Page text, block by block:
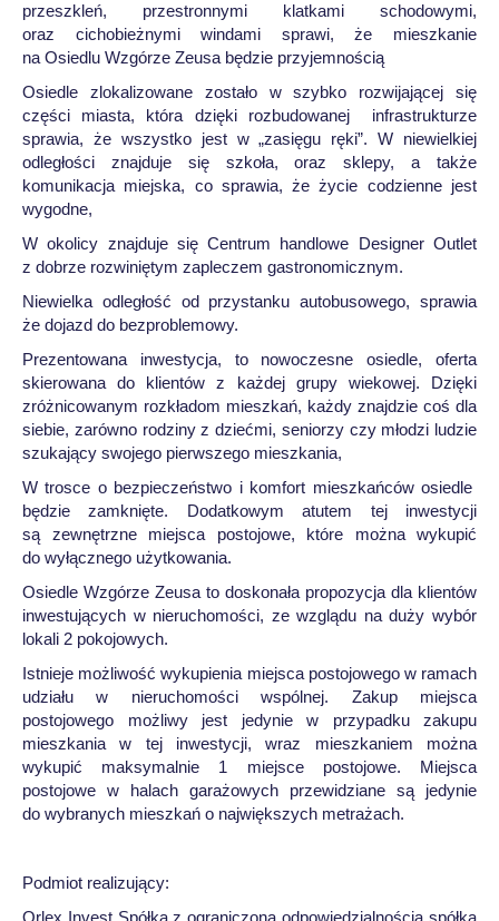
przeszkleń, przestronnymi klatkami schodowymi,
oraz cichobieżnymi windami sprawi, że mieszkanie
na Osiedlu Wzgórze Zeusa będzie przyjemnością
Osiedle zlokalizowane zostało w szybko rozwijającej się
części miasta, która dzięki rozbudowanej infrastrukturze
sprawia, że wszystko jest w „zasięgu ręki”. W niewielkiej
odległości znajduje się szkoła, oraz sklepy, a także
komunikacja miejska, co sprawia, że życie codzienne jest
wygodne,
W okolicy znajduje się Centrum handlowe Designer Outlet
z dobrze rozwiniętym zapleczem gastronomicznym.
Niewielka odległość od przystanku autobusowego, sprawia
że dojazd do bezproblemowy.
Prezentowana inwestycja, to nowoczesne osiedle, oferta
skierowana do klientów z każdej grupy wiekowej. Dzięki
zróżnicowanym rozkładom mieszkań, każdy znajdzie coś dla
siebie, zarówno rodziny z dziećmi, seniorzy czy młodzi ludzie
szukający swojego pierwszego mieszkania,
W trosce o bezpieczeństwo i komfort mieszkańców osiedle
będzie zamknięte. Dodatkowym atutem tej inwestycji
są zewnętrzne miejsca postojowe, które można wykupić
do wyłącznego użytkowania.
Osiedle Wzgórze Zeusa to doskonała propozycja dla klientów
inwestujących w nieruchomości, ze wzglądu na duży wybór
lokali 2 pokojowych.
Istnieje możliwość wykupienia miejsca postojowego w ramach
udziału w nieruchomości wspólnej. Zakup miejsca
postojowego możliwy jest jedynie w przypadku zakupu
mieszkania w tej inwestycji, wraz mieszkaniem można
wykupić maksymalnie 1 miejsce postojowe. Miejsca
postojowe w halach garażowych przewidziane są jedynie
do wybranych mieszkań o największych metrażach.
Podmiot realizujący:
Orlex Invest Spółka z ograniczoną odpowiedzialnością spółka